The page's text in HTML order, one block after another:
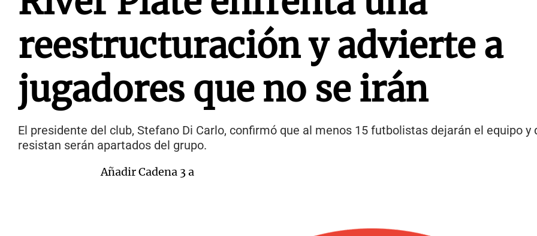
reestructuración y advierte a
jugadores que no se irán
El presidente del club, Stefano Di Carlo, confirmó que al menos 15 futbolistas dejarán el equipo y
resistan serán apartados del grupo.
Añadir Cadena 3 a